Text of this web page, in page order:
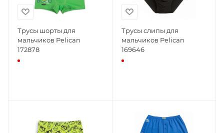
Трусы шорты для
мальчиков Pelican
172878
Трусы слипы для
мальчиков Pelican
169646